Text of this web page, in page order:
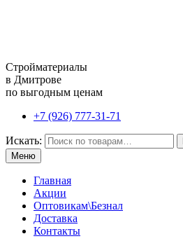
Стройматериалы
в Дмитрове
по выгодным ценам
+7 (926) 777-31-71
Искать:
Меню
Главная
Акции
Оптовикам\Безнал
Доставка
Контакты